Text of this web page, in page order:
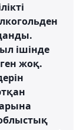
ішінде
жоқ.